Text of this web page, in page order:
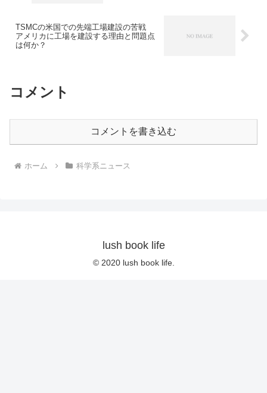
TSMCの米国での先端工場建設の苦戦
アメリカに工場を建設する理由と問題点
は何か？
コメント
コメントを書き込む
ホーム 科学系ニュース
lush book life
© 2020 lush book life.